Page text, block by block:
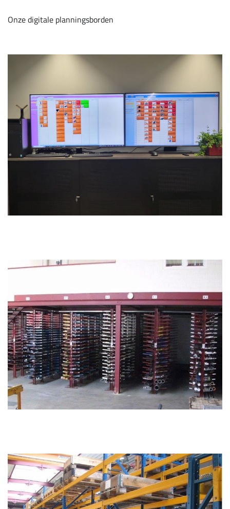
Onze digitale planningsborden